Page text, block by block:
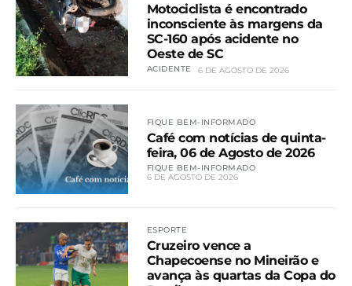
Motociclista é encontrado
inconsciente às margens da
SC-160 após acidente no
Oeste de SC
ACIDENTE 6 DE AGOSTO DE 2026
FIQUE BEM-INFORMADO
Café com notícias de quinta-
feira, 06 de Agosto de 2026
FIQUE BEM-INFORMADO
6 DE AGOSTO DE 2026
ESPORTE
Cruzeiro vence a
Chapecoense no Mineirão e
avança às quartas da Copa do